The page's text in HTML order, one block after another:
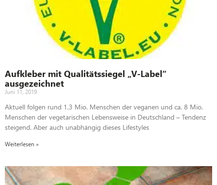
Aufkleber mit Qualitätssiegel „V-Label“
ausgezeichnet
Juni 11, 2019
Aktuell folgen rund 1,3 Mio. Menschen der veganen und ca. 8 Mio.
Menschen der vegetarischen Lebensweise in Deutschland – Tendenz
steigend. Aber auch unabhängig dieses Lifestyles
Weiterlesen »